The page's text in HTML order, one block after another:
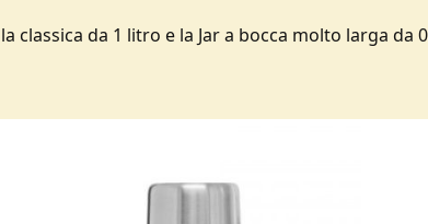
da 1 litro e la Jar a bocca molto larga da